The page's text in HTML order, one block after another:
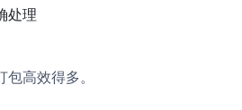
处理
高效得多。